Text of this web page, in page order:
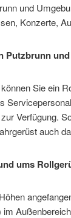
und
Konzerte,
Putzbrunn
Sie ein
Verfügung.
auch
ums